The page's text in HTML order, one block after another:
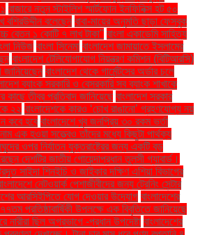
বাজারে নতুন স্টাইলিশ স্মার্টফোন ইনফিনিক্স হট ৫০
বশিরউদ্দীন বলেছেন বাবা-মায়ের অনুমতি ছাড়া ফেসবুক
বেতন ১ কোটি ৭ লাখ টাকা" বাংলা একাডেমি সাহিত্য
নিউজ বাংলা সিনেমা বাংলাদেশ জামায়াতে ইসলামের
বাংলাদেশ টেলিযোগাযোগ নিয়ন্ত্রণ কমিশন (বিটিআরসি)
জানিয়েছেন বাংলাদেশ থেকে গার্মেন্টসের অর্ডার চলে
ব্যাংক সরকারি ও বেসরকারি সব ব্যাংক শাখাকে
কাছে তীব্র প্রতিবাদ জানিয়েছে বাংলাদেশ সরকার
২২ বাংলাদেশকে কারও ‘চোখ রাঙানো’ গ্রহণযোগ্য নয়
কবে হবে বাংলাদেশে খুব জনপ্রিয় ৩০ রকম ভর্তা
নাম এক হওয়া সত্ত্বেও তাঁদের মধ্যে কিছুটা পার্থক্য
ওপর নির্যাতন যুক্তরাষ্ট্রের জন্য একটি বড়
দেশটির জাতীয় গোয়েন্দাপ্রধান তুলসী গ্যাবার্ড।
সাইদা শিনইচি ও জাইকার দক্ষিণ এশিয়া বিভাগের
নেটওয়ার্ক পেশাজীবীদের জন্য ট্রেনিং সেন্টার
আরসিইপিতে যোগ দেওয়ার উদ্যোগ বাংলাদেশের
প্রতিষ্ঠাবার্ষিকী উপলক্ষে এক বিবৃতিতে জানিয়েছে
নারীরা ছিল অগ্রভাগে -প্রধান উপদেষ্টা বাংলাদেশের